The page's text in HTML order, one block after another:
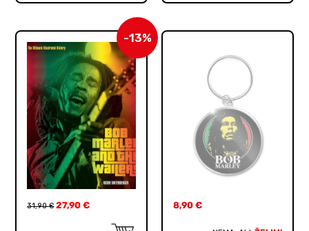
-13%
31,90€ 27,90€ 8,90 €